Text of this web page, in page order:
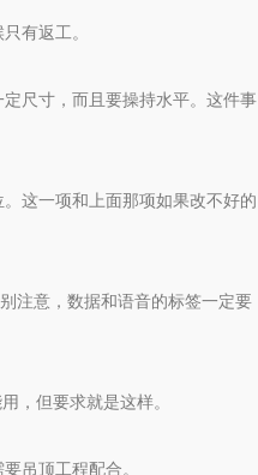
有返工。
尺寸，而且要操持水平。这件事
这一项和上面那项如果改不好的
注意，数据和语音的标签一定要
，但要求就是这样。
吊顶工程配合。